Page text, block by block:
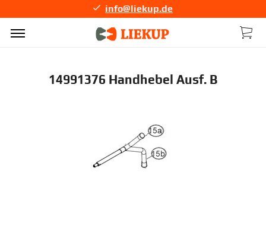
info@liekup.de
14991376 Handhebel Ausf. B